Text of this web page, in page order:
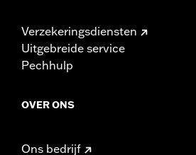
Verzekeringsdiensten
Uitgebreide service
Pechhulp
OVER ONS
Ons bedrijf